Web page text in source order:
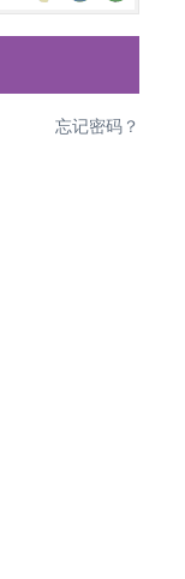
忘记密码？